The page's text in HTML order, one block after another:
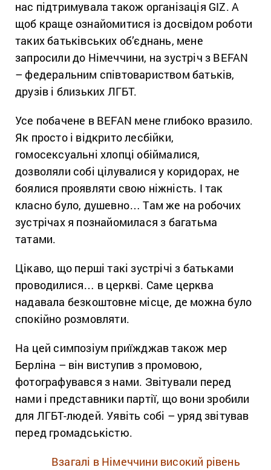
нас підтримувала також організація GIZ. А
щоб краще ознайомитися із досвідом роботи
таких батьківських об’єднань, мене
запросили до Німеччини, на зустріч з BEFAN
– федеральним співтовариством батьків,
друзів і близьких ЛГБТ.
Усе побачене в BEFAN мене глибоко вразило.
Як просто і відкрито лесбійки,
гомосексуальні хлопці обіймалися,
дозволяли собі цілувалися у коридорах, не
боялися проявляти свою ніжність. І так
класно було, душевно… Там же на робочих
зустрічах я познайомилася з багатьма
татами.
Цікаво, що перші такі зустрічі з батьками
проводилися… в церкві. Саме церква
надавала безкоштовне місце, де можна було
спокійно розмовляти.
На цей симпозіум приїжджав також мер
Берліна – він виступив з промовою,
фотографувався з нами. Звітували перед
нами і представники партії, що вони зробили
для ЛГБТ-людей. Уявіть собі – уряд звітував
перед громадськістю.
Взагалі в Німеччини високий рівень